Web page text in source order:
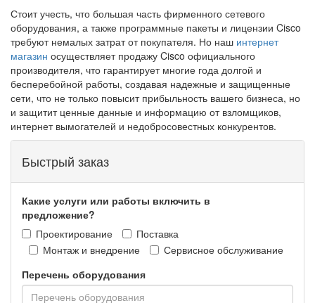
Стоит учесть, что большая часть фирменного сетевого
оборудования, а также программные пакеты и лицензии Cisco
требуют немалых затрат от покупателя. Но наш интернет
магазин осуществляет продажу Cisco официального
производителя, что гарантирует многие года долгой и
бесперебойной работы, создавая надежные и защищенные
сети, что не только повысит прибыльность вашего бизнеса, но
и защитит ценные данные и информацию от взломщиков,
интернет вымогателей и недобросовестных конкурентов.
Быстрый заказ
Какие услуги или работы включить в
предложение?
Проектирование
Поставка
Монтаж и внедрение
Сервисное обслуживание
Перечень оборудования